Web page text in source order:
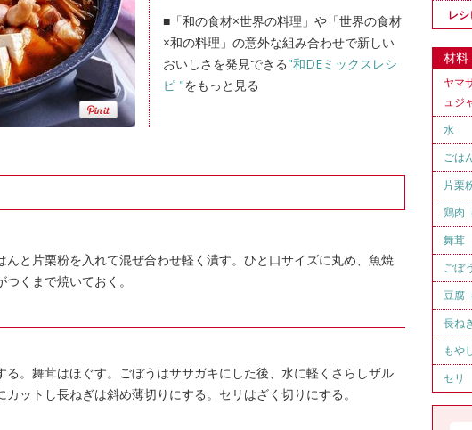
■「和の食材×世界の料理」や「世界の食材
×和の料理」の意外な組み合わせで新しい
おいしさを発見できる"和DEミックスレシ
ピ "をもっと見る
んと片栗粉を入れて混ぜ合わせ軽く潰す。ひと口サイズに丸め、魚焼
くまで焼いておく。
る。舞茸はほぐす。ごぼうはササガキにした後、水に軽くさらしザル
ットし長ねぎは斜め薄切りにする。セリはざく切りにする。
レ
材料
ヤマ
ュジ
水
ごは
片栗
鶏肉
舞茸
ごぼう
豆腐
長ね
もや
セリ